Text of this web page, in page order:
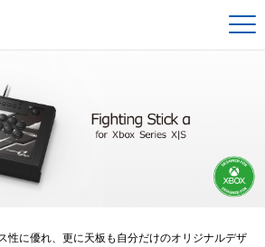
性に優れ、更に天板も自分だけのオリジナルデザ